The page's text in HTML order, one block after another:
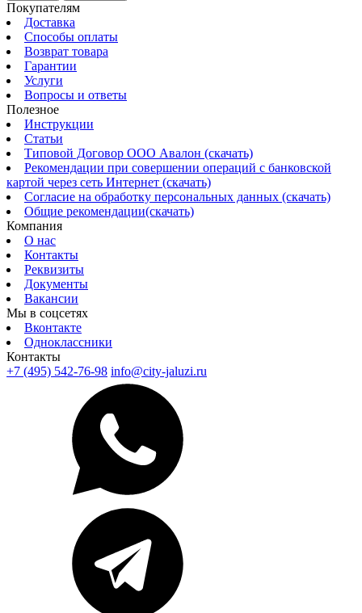
Покупателям
Доставка
Способы оплаты
Возврат товара
Гарантии
Услуги
Вопросы и ответы
Полезное
Инструкции
Статьи
Типовой Договор ООО Авалон (скачать)
Рекомендации при совершении операций с банковской
картой через сеть Интернет (скачать)
Согласие на обработку персональных данных (скачать)
Общие рекомендации(скачать)
Компания
О нас
Контакты
Реквизиты
Документы
Вакансии
Мы в соцсетях
Вконтакте
Одноклассники
Контакты
+7 (495) 542-76-98 info@city-jaluzi.ru